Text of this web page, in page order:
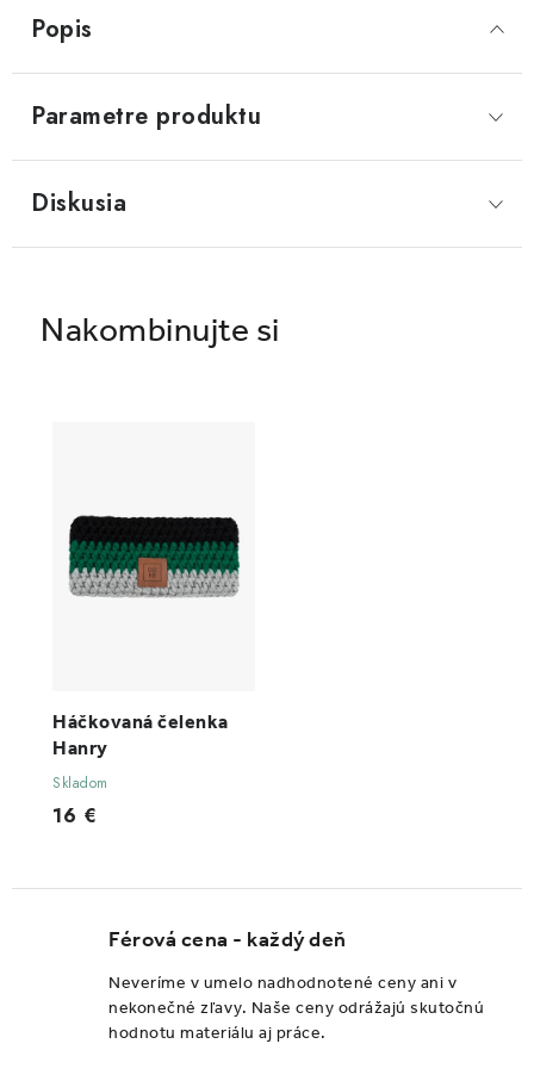
Férová cena - každý deň
Neveríme v umelo nadhodnotené ceny ani v
nekonečné zľavy. Naše ceny odrážajú skutočnú
hodnotu materiálu aj práce.
Popis
Parametre produktu
Diskusia
Háčkovaná čelenka
Hanry
Skladom
16 €